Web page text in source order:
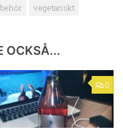
vegetariskt
OCKSÅ...
0